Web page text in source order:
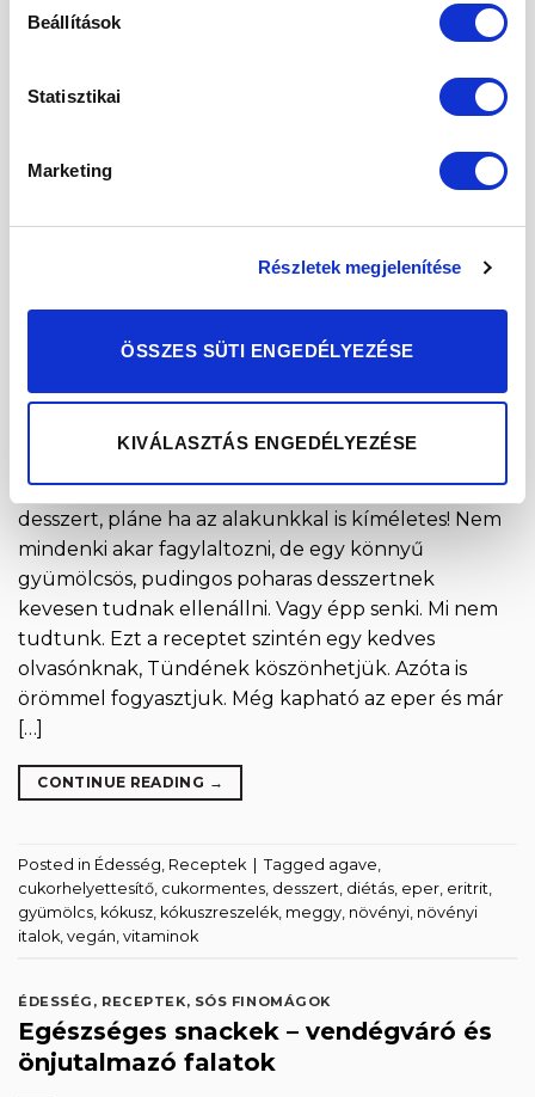
Beállítások
Statisztikai
Marketing
Részletek megjelenítése
ÖSSZES SÜTI ENGEDÉLYEZÉSE
KIVÁLASZTÁS ENGEDÉLYEZÉSE
máj
Nem csak a nyári melegben esik jól egy finom
desszert, pláne ha az alakunkkal is kíméletes! Nem
mindenki akar fagylaltozni, de egy könnyű
gyümölcsös, pudingos poharas desszertnek
kevesen tudnak ellenállni. Vagy épp senki. Mi nem
tudtunk. Ezt a receptet szintén egy kedves
olvasónknak, Tündének köszönhetjük. Azóta is
örömmel fogyasztjuk. Még kapható az eper és már
[…]
CONTINUE READING →
Posted in Édesség Receptek | Tagged agave
cukorhelyettesítő cukormentes desszert diétás eper eritrit
gyümölcs kókusz kókuszreszelék meggy növényi növényi
italok vegán vitaminok
ÉDESSÉG , RECEPTEK, SÓS FINOMÁGOK
Egészséges snackek – vendégváró és
önjutalmazó falatok